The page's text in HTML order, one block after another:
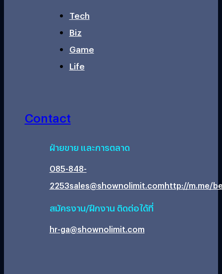
Tech
Biz
Game
Life
Contact
ฝ่ายขาย และการตลาด
085-848-
2253sales@shownolimit.comhttp://m.me/
สมัครงาน/ฝึกงาน ติดต่อได้ที่
hr-ga@shownolimit.com